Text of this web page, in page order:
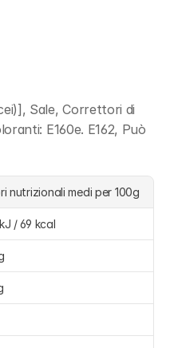
Sale, Correttori di
E160e. E162, Può
nutrizionali medi per 100g
/ 69 kcal